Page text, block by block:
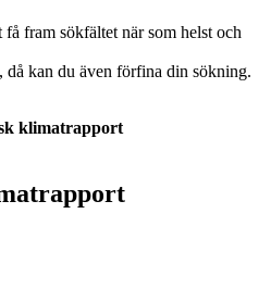
få fram sökfältet när som helst och
kan du även förfina din sökning.
klimatrapport